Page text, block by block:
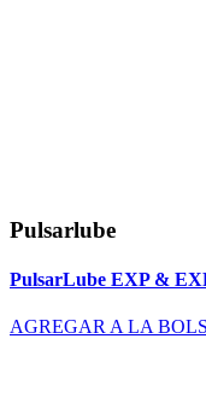
Pulsarlube
PulsarLube EXP &
AGREGAR A LA